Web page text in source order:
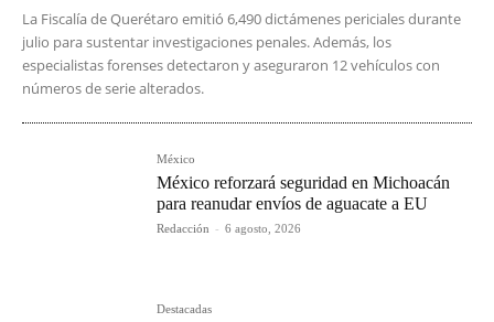
La Fiscalía de Querétaro emitió 6,490 dictámenes periciales durante
julio para sustentar investigaciones penales. Además, los
especialistas forenses detectaron y aseguraron 12 vehículos con
números de serie alterados.
México
México reforzará seguridad en Michoacán
para reanudar envíos de aguacate a EU
Redacción - 6 agosto, 2026
Destacadas